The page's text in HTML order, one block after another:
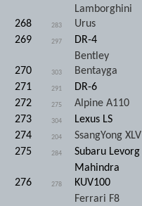
268 283
Lamborghini
Urus
269
297 DR-4
270 303
Bentley
Bentayga
271
291 DR-6
272
275 Alpine A110
273
304 Lexus LS
274
204 SsangYong XLV
275
284 Subaru Levorg
276 278
Mahindra
KUV100
Ferrari F8